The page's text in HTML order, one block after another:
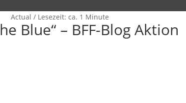
Actual / Lesezeit: ca. 1 Minute
Blue“ – BFF-Blog Aktion